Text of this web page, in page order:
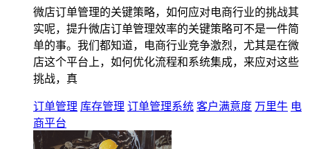
微店订单管理的关键策略，如何应对电商行业的挑战其
实呢，提升微店订单管理效率的关键策略可不是一件简
单的事。我们都知道，电商行业竞争激烈，尤其是在微
店这个平台上，如何优化流程和系统集成，来应对这些
挑战，真
订单管理 库存管理 订单管理系统 客户满意度 万里牛 电
商平台